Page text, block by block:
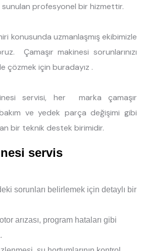
sunulan profesyonel bir hizmettir.
konusunda uzmanlaşmış ekibimizle
Çamaşır makinesi sorunlarınızı
çözmek için buradayız .
servisi, her marka çamaşır
ve yedek parça değişimi gibi
bir teknik destek birimidir.
servis
sorunları belirlemek için detaylı bir
arızası, program hataları gibi